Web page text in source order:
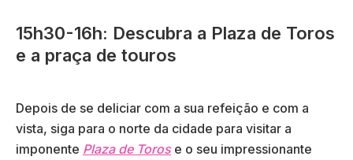
15h30-16h: Descubra a Plaza de Toros
e a praça de touros
Depois de se deliciar com a sua refeição e com a
vista, siga para o norte da cidade para visitar a
imponente Plaza de Torose o seu impressionante